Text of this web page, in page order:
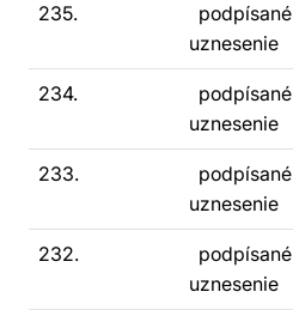
235.
podpísané
uznesenie
234.
podpísané
uznesenie
233.
podpísané
uznesenie
232.
podpísané
uznesenie